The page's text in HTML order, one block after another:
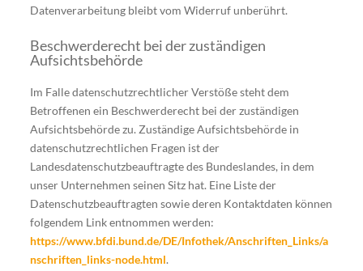
Datenverarbeitung bleibt vom Widerruf unberührt.
Beschwerderecht bei der zuständigen
Aufsichtsbehörde
Im Falle datenschutzrechtlicher Verstöße steht dem
Betroffenen ein Beschwerderecht bei der zuständigen
Aufsichtsbehörde zu. Zuständige Aufsichtsbehörde in
datenschutzrechtlichen Fragen ist der
Landesdatenschutzbeauftragte des Bundeslandes, in dem
unser Unternehmen seinen Sitz hat. Eine Liste der
Datenschutzbeauftragten sowie deren Kontaktdaten können
folgendem Link entnommen werden:
https://www.bfdi.bund.de/DE/Infothek/Anschriften_Links/a
nschriften_links-node.html.